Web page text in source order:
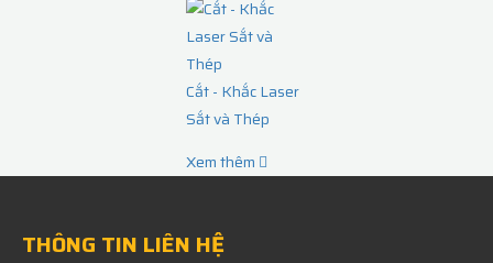
Cắt - Khắc Laser
Sắt và Thép
Xem thêm
THÔNG TIN LIÊN HỆ